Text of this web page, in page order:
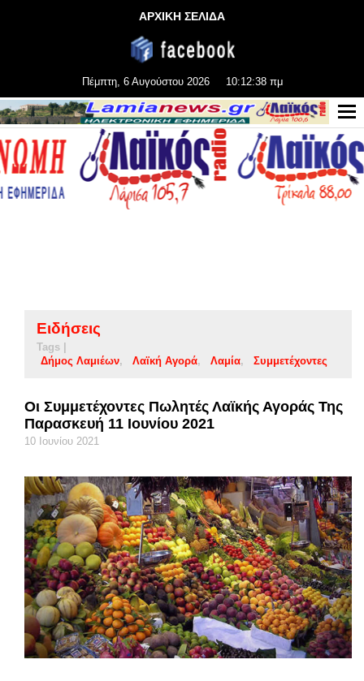
ΑΡΧΙΚΗ ΣΕΛΙΔΑ
Πέμπτη, 6 Αυγούστου 2026 10:12:39 πμ
Ειδήσεις
Tags |
Δήμος Λαμιέων
Λαϊκή Αγορά Λαμία Συμμετέχοντες
Οι Συμμετέχοντες Πωλητές Λαϊκής Αγοράς Της
Παρασκευή 11 Ιουνίου 2021
10 Ιουνίου 2021